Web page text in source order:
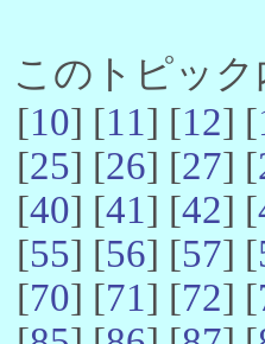
このトピッ
[10] [11] [12] [
[25] [26] [27] [
[40] [41] [42] [
[55] [56] [57] [
[70] [71] [72] [